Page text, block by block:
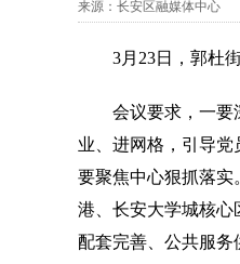
来源： 长安区融媒体中心
3月23日，郭杜街
会议要求，一要深
业、进网格，引导
要聚焦中心狠抓落实
港、长安大学城核心
配套完善、公共服务